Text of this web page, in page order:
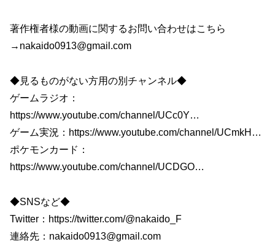
著作権者様の動画に関するお問い合わせはこちら
→nakaido0913@gmail.com
◆見るものがない方用の別チャンネル◆
ゲームラジオ：
https://www.youtube.com/channel/UCc0Y…​
ゲーム実況：https://www.youtube.com/channel/UCmkH​…
ポケモンカード：
https://www.youtube.com/channel/UCDGO…​
◆SNSなど◆
Twitter：https://twitter.com/@nakaido_F​​
連絡先：nakaido0913@gmail.com